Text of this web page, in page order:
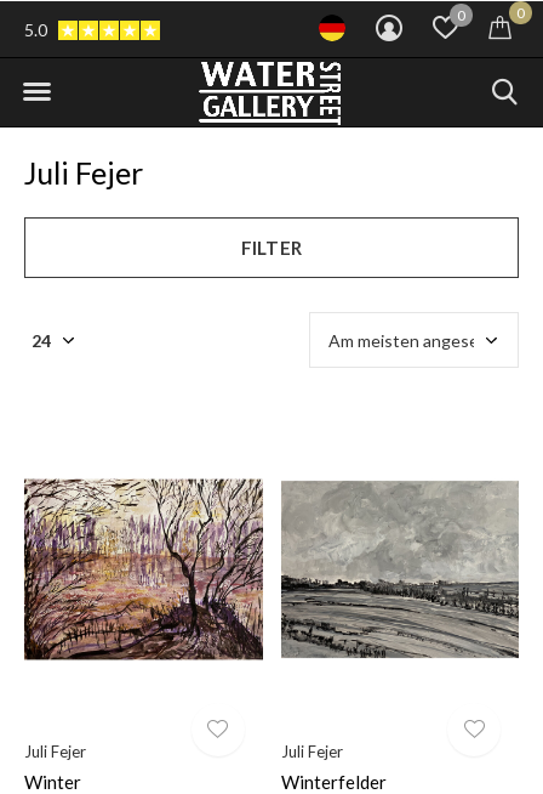
0 0
5.0
Juli Fejer
FILTER
Juli Fejer
Winter
Juli Fejer
Winterfelder